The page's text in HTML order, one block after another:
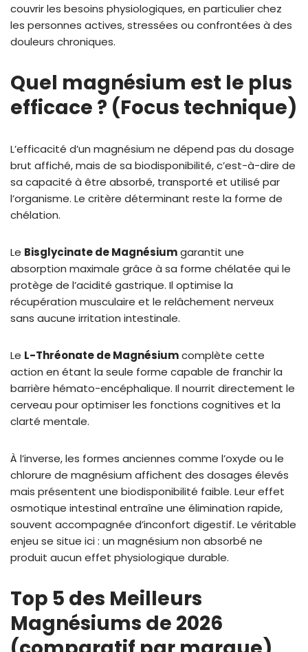
couvrir les besoins physiologiques, en particulier chez
les personnes actives, stressées ou confrontées à des
douleurs chroniques.
Quel magnésium est le plus
efficace ? (Focus technique)
L’efficacité d’un magnésium ne dépend pas du dosage
brut affiché, mais de sa biodisponibilité, c’est-à-dire de
sa capacité à être absorbé, transporté et utilisé par
l’organisme. Le critère déterminant reste la forme de
chélation.
Le Bisglycinate de Magnésiumgarantit une
absorption maximale grâce à sa forme chélatée qui le
protège de l’acidité gastrique. Il optimise la
récupération musculaire et le relâchement nerveux
sans aucune irritation intestinale.
Le L-Thréonate de Magnésiumcomplète cette
action en étant la seule forme capable de franchir la
barrière hémato-encéphalique. Il nourrit directement le
cerveau pour optimiser les fonctions cognitives et la
clarté mentale.
À l’inverse, les formes anciennes comme l’oxyde ou le
chlorure de magnésium affichent des dosages élevés
mais présentent une biodisponibilité faible. Leur effet
osmotique intestinal entraîne une élimination rapide,
souvent accompagnée d’inconfort digestif. Le véritable
enjeu se situe ici : un magnésium non absorbé ne
produit aucun effet physiologique durable.
Top 5 des Meilleurs
Magnésiums de 2026